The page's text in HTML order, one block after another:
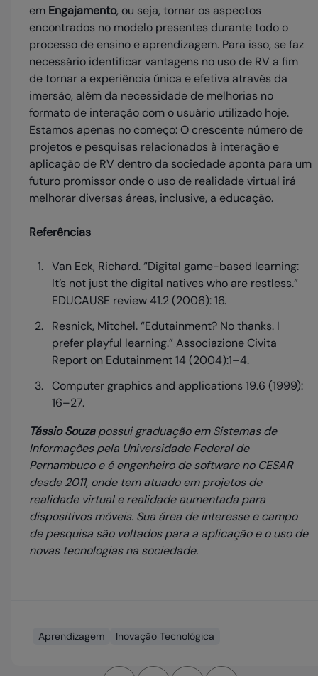
em Engajamento, ou seja, tornar os aspectos
encontrados no modelo presentes durante todo o
processo de ensino e aprendizagem. Para isso, se faz
necessário identificar vantagens no uso de RV a fim
de tornar a experiência única e efetiva através da
imersão, além da necessidade de melhorias no
formato de interação com o usuário utilizado hoje.
Estamos apenas no começo: O crescente número de
projetos e pesquisas relacionados à interação e
aplicação de RV dentro da sociedade aponta para um
futuro promissor onde o uso de realidade virtual irá
melhorar diversas áreas, inclusive, a educação.
Referências
Van Eck, Richard. “Digital game-based learning:
It’s not just the digital natives who are restless.”
EDUCAUSE review 41.2 (2006): 16.
Resnick, Mitchel. “Edutainment? No thanks. I
prefer playful learning.” Associazione Civita
Report on Edutainment 14 (2004):1–4.
Computer graphics and applications 19.6 (1999):
16–27.
Tássio Souzapossui graduação em Sistemas de
Informações pela Universidade Federal de
Pernambuco e é engenheiro de software no CESAR
desde 2011, onde tem atuado em projetos de
realidade virtual e realidade aumentada para
dispositivos móveis. Sua área de interesse e campo
de pesquisa são voltados para a aplicação e o uso de
novas tecnologias na sociedade.
Aprendizagem Inovação Tecnológica